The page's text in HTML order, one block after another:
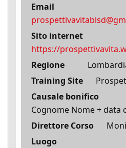
Email
Sito internet
https://
Regione
Training Site
Causale bonifico
Cognome Nome + data
Direttore Corso
Luogo